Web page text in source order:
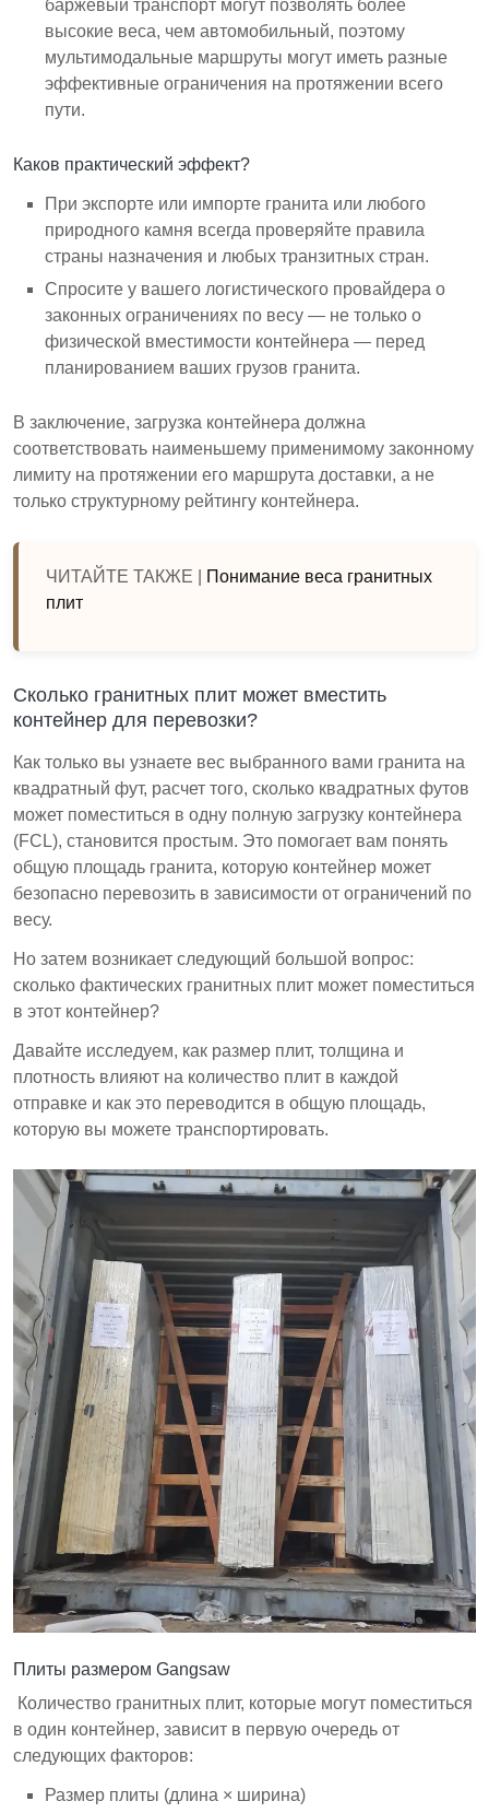
баржевый транспорт могут позволять более
высокие веса, чем автомобильный, поэтому
мультимодальные маршруты могут иметь разные
эффективные ограничения на протяжении всего
пути.
Каков практический эффект?
При экспорте или импорте гранита или любого
природного камня всегда проверяйте правила
страны назначения и любых транзитных стран.
Спросите у вашего логистического провайдера о
законных ограничениях по весу — не только о
физической вместимости контейнера — перед
планированием ваших грузов гранита.
В заключение, загрузка контейнера должна
соответствовать наименьшему применимому законному
лимиту на протяжении его маршрута доставки, а не
только структурному рейтингу контейнера.
ЧИТАЙТЕ ТАКЖЕ |
Понимание веса гранитных
плит
Сколько гранитных плит может вместить
контейнер для перевозки?
Как только вы узнаете вес выбранного вами гранита на
квадратный фут, расчет того, сколько квадратных футов
может поместиться в одну полную загрузку контейнера
(FCL), становится простым. Это помогает вам понять
общую площадь гранита, которую контейнер может
безопасно перевозить в зависимости от ограничений по
весу.
Но затем возникает следующий большой вопрос:
сколько фактических гранитных плит может поместиться
в этот контейнер?
Давайте исследуем, как размер плит, толщина и
плотность влияют на количество плит в каждой
отправке и как это переводится в общую площадь,
которую вы можете транспортировать.
Плиты размером Gangsaw
Количество гранитных плит, которые могут поместиться
в один контейнер, зависит в первую очередь от
следующих факторов:
Размер плиты (длина × ширина)